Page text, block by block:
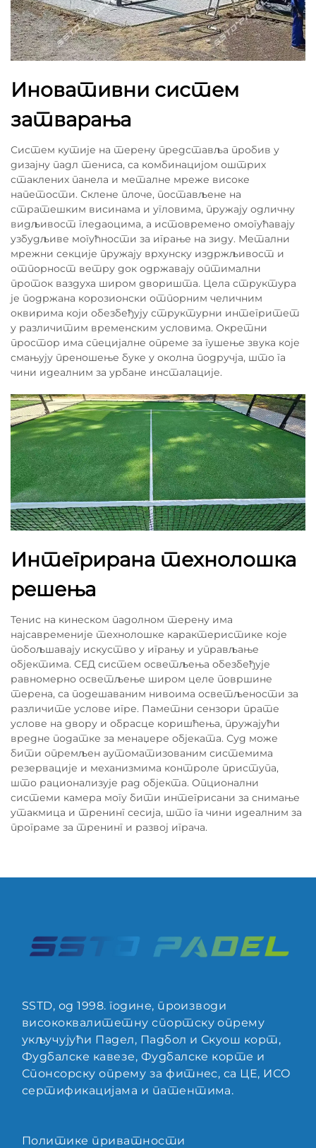
Иновативни систем
затварања
Систем кутије на терену представља пробив у
дизајну падл тениса, са комбинацијом оштрих
стаклених панела и металне мреже високе
напетости. Склене плоче, постављене на
стратешким висинама и угловима, пружају одличну
видљивост гледаоцима, а истовремено омогућавају
узбудљиве могућности за играње на зиду. Метални
мрежни секције пружају врхунску издржљивост и
отпорност ветру док одржавају оптимални
проток ваздуха широм дворишта. Цела структура
је подржана корозионски отпорним челичним
оквирима који обезбеђују структурни интегритет
у различитим временским условима. Окретни
простор има специјалне опреме за гушење звука које
смањују преношење буке у околна подручја, што га
чини идеалним за урбане инсталације.
Интегрирана технолошка
решења
Тенис на кинеском падолном терену има
најсавременије технолошке карактеристике које
побољшавају искуство у игрању и управљање
објектима. СЕД систем осветљења обезбеђује
равномерно осветљење широм целе површине
терена, са подешаваним нивоима осветљености за
различите услове игре. Паметни сензори прате
услове на двору и обрасце коришћења, пружајући
вредне податке за менаџере објеката. Суд може
бити опремљен аутоматизованим системима
резервације и механизмима контроле приступа,
што рационализује рад објекта. Опционални
системи камера могу бити интегрисани за снимање
утакмица и тренинг сесија, што га чини идеалним за
програме за тренинг и развој играча.
SSTD, од 1998. године, производи
висококвалитетну спортску опрему
укључујући Падел, Падбол и Скуош корт,
Фудбалске кавезе, Фудбалске корте и
Спонсорску опрему за фитнес, са ЦЕ, ИСО
сертификацијама и патентима.
Политике приватности